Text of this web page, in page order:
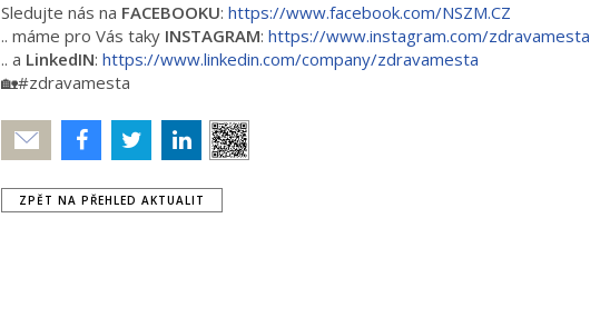
Sledujte nás na FACEBOOKU: https://www.facebook.com/NSZM.CZ
.. máme pro Vás taky INSTAGRAM: https://www.instagram.com/zdravamesta
.. a LinkedIN: https://www.linkedin.com/company/zdravamesta
🏡#zdravamesta
Poslat
ZPĚT NA PŘEHLED AKTUALIT